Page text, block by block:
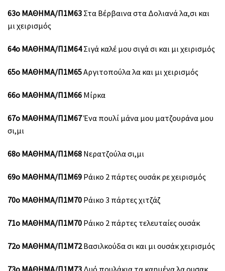
63ο ΜΑΘΗΜΑ/Π1Μ63 Στα Βέρβαινα στα Δολιανά λα,σι και
μι χειρισμός
64ο ΜΑΘΗΜΑ/Π1Μ64Σιγά καλέ μου σιγά σι και μι χειρισμός
65ο ΜΑΘΗΜΑ/Π1Μ65Αργιτοπούλα λα και μι χειρισμός
66ο ΜΑΘΗΜΑ/Π1Μ66 Μίρκα
67ο ΜΑΘΗΜΑ/Π1Μ67Ένα πουλί μάνα μου ματζουράνα μου
σι,μι
68ο ΜΑΘΗΜΑ/Π1Μ68 Νερατζούλα σι,μι
69ο ΜΑΘΗΜΑ/Π1Μ69 Ράικο 2 πάρτες ουσάκ ρε χειρισμός
70ο ΜΑΘΗΜΑ/Π1Μ70 Ράικο 3 πάρτες χιτζάζ
71ο ΜΑΘΗΜΑ/Π1Μ70 Ράικο 2 πάρτες τελευταίες ουσάκ
72ο ΜΑΘΗΜΑ/Π1Μ72Βασιλκούδα σι και μι ουσάκ χειρισμός
73ο ΜΑΘΗΜΑ/Π1Μ73 Δυό πουλάκια τα καημένα λα ουσακ